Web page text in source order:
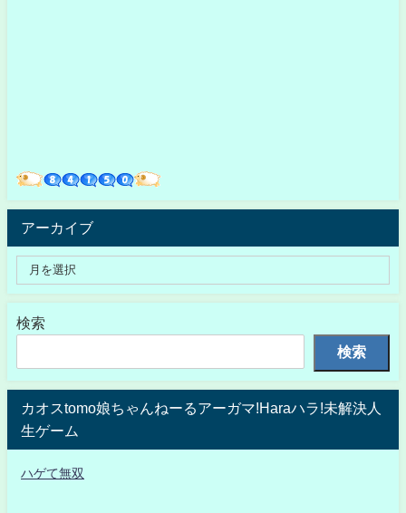
アーカイブ
検索
検索
カオスtomo娘ちゃんねーるアーガマ!Haraハラ!未解決人
生ゲーム
ハゲて無双